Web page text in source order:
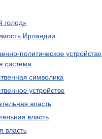
голод»
Ирландии
политическое устройство
система
символика
устройство
власть
власть
власть